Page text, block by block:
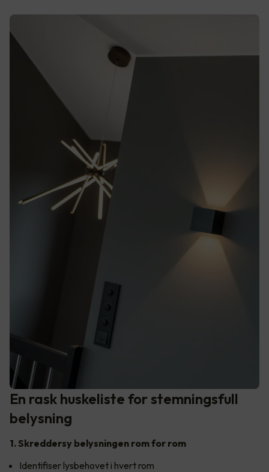
En rask huskeliste for stemningsfull
belysning
1. Skreddersy belysningen rom for rom
Identifiser lysbehovet i hvert rom